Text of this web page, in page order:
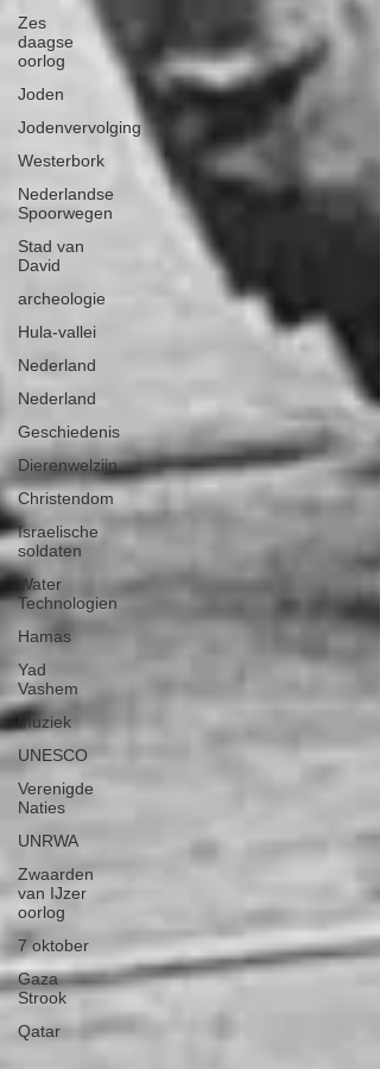
Zes
daagse
oorlog
Joden
Jodenvervolging
Westerbork
Nederlandse
Spoorwegen
Stad van
David
archeologie
Hula-vallei
Nederland
Nederland
Geschiedenis
Dierenwelzijn
Christendom
Israelische
soldaten
Water
Technologien
Hamas
Yad
Vashem
Muziek
UNESCO
Verenigde
Naties
UNRWA
Zwaarden
van IJzer
oorlog
7 oktober
Gaza
Strook
Qatar